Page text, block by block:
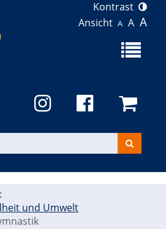
Kontrast
Ansicht A A A
Menü
Kurse
suchen
und Umwelt